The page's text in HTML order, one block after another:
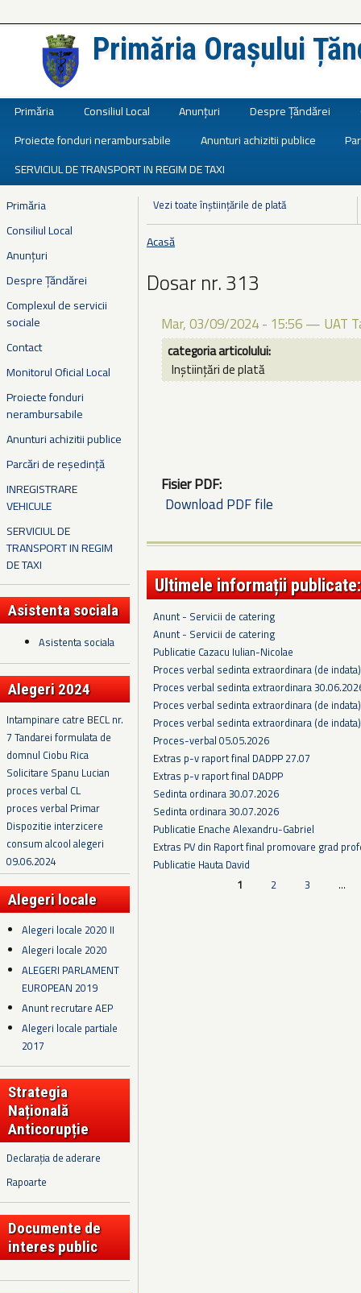
Primăria Orașului
Primăria Consiliul Local Anunțuri Despre Țăndărei
Proiecte fonduri nerambursabile
Anunturi achizitii publice
SERVICIUL DE TRANSPORT IN REGIM DE TAXI
Primăria
Consiliul Local
Anunțuri
Despre Țăndărei
Complexul de servicii
sociale
Contact
Monitorul Oficial Local
Proiecte fonduri
nerambursabile
Anunturi achizitii publice
Parcări de reședință
INREGISTRARE
VEHICULE
SERVICIUL DE
TRANSPORT IN REGIM
DE TAXI
Asistenta sociala
Asistenta sociala
Alegeri 2024
Intampinare catre BECL nr.
7 Tandarei formulata de
domnul Ciobu Rica
Solicitare Spanu Lucian
proces verbal CL
proces verbal Primar
Dispozitie interzicere
consum alcool alegeri
09.06.2024
Alegeri locale
Alegeri locale 2020 II
Alegeri locale 2020
ALEGERI PARLAMENT
EUROPEAN 2019
Anunt recrutare AEP
Alegeri locale partiale
2017
Strategia
Națională
Anticorupție
Declarația de aderare
Rapoarte
Documente de
interes public
Vezi toate înștiințările de plată
Eşti aici
Acasă
Dosar nr. 313
Mar, 03/09/2024 - 15:56 — UAT
categoria articolului:
Inștiințări de plată
Fisier PDF:
Download PDF file
Ultimele informații publicate:
Anunt - Servicii de catering
Anunt - Servicii de catering
Publicatie Cazacu Iulian-Nicolae
Proces verbal sedinta extraordinara (de
Proces verbal sedinta extraordinara
Proces verbal sedinta extraordinara (de
Proces verbal sedinta extraordinara (de
Proces-verbal 05.05.2026
Extras p-v raport final DADPP 27.07
Extras p-v raport final DADPP
Sedinta ordinara 30.07.2026
Sedinta ordinara 30.07.2026
Publicatie Enache Alexandru-Gabriel
Extras PV din Raport final promovare grad
Publicatie Hauta David
1 2 3 …